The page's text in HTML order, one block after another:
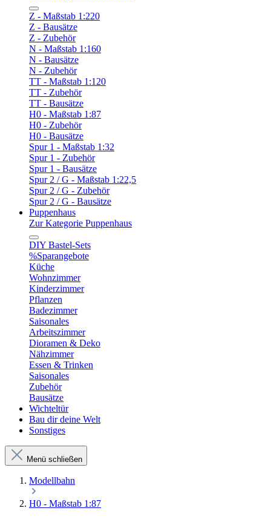
Z - Maßstab 1:220
Z - Bausätze
Z - Zubehör
N - Maßstab 1:160
N - Bausätze
N - Zubehör
TT - Maßstab 1:120
TT - Zubehör
TT - Bausätze
H0 - Maßstab 1:87
H0 - Zubehör
H0 - Bausätze
Spur 1 - Maßstab 1:32
Spur 1 - Zubehör
Spur 1 - Bausätze
Spur 2 / G - Maßstab 1:22,5
Spur 2 / G - Zubehör
Spur 2 / G - Bausätze
Puppenhaus
Zur Kategorie Puppenhaus
DIY Bastel-Sets
%Sparangebote
Küche
Wohnzimmer
Kinderzimmer
Pflanzen
Badezimmer
Saisonales
Arbeitszimmer
Dioramen & Deko
Nähzimmer
Essen & Trinken
Saisonales
Zubehör
Bausätze
Wichteltür
Bau dir deine Welt
Sonstiges
Menü schließen
Modellbahn
H0 - Maßstab 1:87